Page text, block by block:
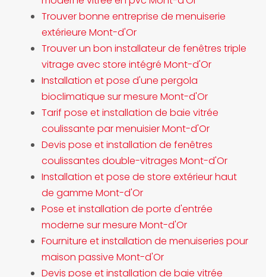
Trouver bonne entreprise de menuiserie
extérieure Mont-d'Or
Trouver un bon installateur de fenêtres triple
vitrage avec store intégré Mont-d'Or
Installation et pose d'une pergola
bioclimatique sur mesure Mont-d'Or
Tarif pose et installation de baie vitrée
coulissante par menuisier Mont-d'Or
Devis pose et installation de fenêtres
coulissantes double-vitrages Mont-d'Or
Installation et pose de store extérieur haut
de gamme Mont-d'Or
Pose et installation de porte d'entrée
moderne sur mesure Mont-d'Or
Fourniture et installation de menuiseries pour
maison passive Mont-d'Or
Devis pose et installation de baie vitrée